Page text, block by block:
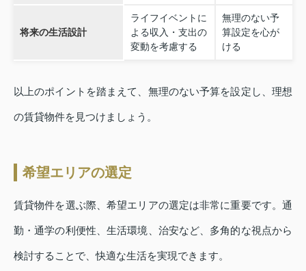
将来の生活設計
ライフイベントに
よる収入・支出の
変動を考慮する
無理のない予
算設定を心が
ける
以上のポイントを踏まえて、無理のない予算を設定し、理想
の賃貸物件を見つけましょう。
希望エリアの選定
賃貸物件を選ぶ際、希望エリアの選定は非常に重要です。通
勤・通学の利便性、生活環境、治安など、多角的な視点から
検討することで、快適な生活を実現できます。